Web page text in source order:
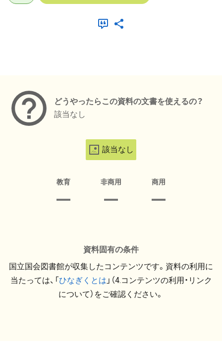
どうやったらこの資料の文書を使えるの？
該当なし
該当なし
教育 非商用 商用
資料固有の条件
国立国会図書館が収集したコンテンツです。資料の利用に
当たっては、「ひなぎくとは 」（4.コンテンツの利用・リンク
について）をご確認ください。